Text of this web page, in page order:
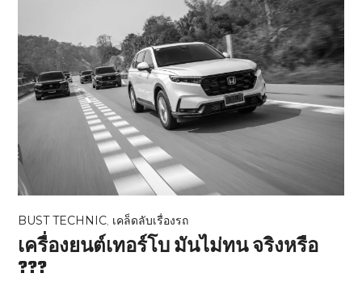
BUST TECHNIC, เคล็ดลับเรื่องรถ
เครื่องยนต์เทอร์โบ มันไม่ทน จริงหรือ
???